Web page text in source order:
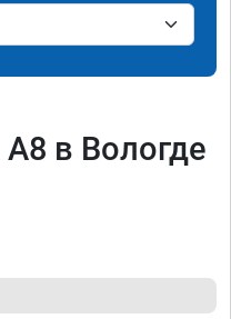
в Вологде